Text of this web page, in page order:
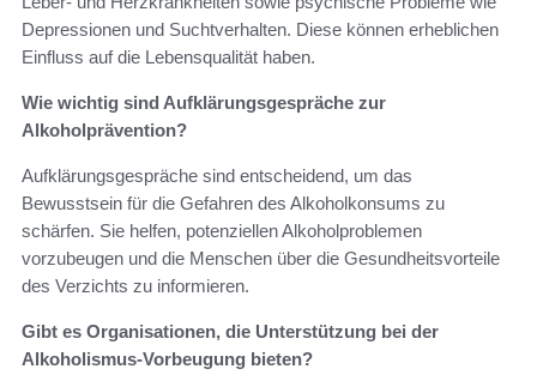
Depressionen und Suchtverhalten. Diese können erheblichen
Einfluss auf die Lebensqualität haben.
Wie wichtig sind Aufklärungsgespräche zur
Alkoholprävention?
Aufklärungsgespräche sind entscheidend, um das
Bewusstsein für die Gefahren des Alkoholkonsums zu
schärfen. Sie helfen, potenziellen Alkoholproblemen
vorzubeugen und die Menschen über die Gesundheitsvorteile
des Verzichts zu informieren.
Gibt es Organisationen, die Unterstützung bei der
Alkoholismus-Vorbeugung bieten?